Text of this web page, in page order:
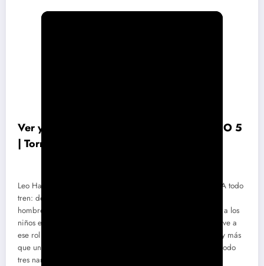
Ver y descargar PADRE NO HAY MÁS UNO 5
| Torrent
Leo Harlem y Santiago Segura ya tienen próximo proyecto: A todo
tren: destino Asturias. Una comedia disparatada sobre dos
hombres, padre y abuelo, con muy pocas luces que pierden a los
niños en un tren con destino al norte de España. Segura vuelve a
ese rol de padre desastre que ya nos regaló en Padre no hay más
que uno. Esta vez Harlem hará de abuelo al que le importa todo
tres narices.